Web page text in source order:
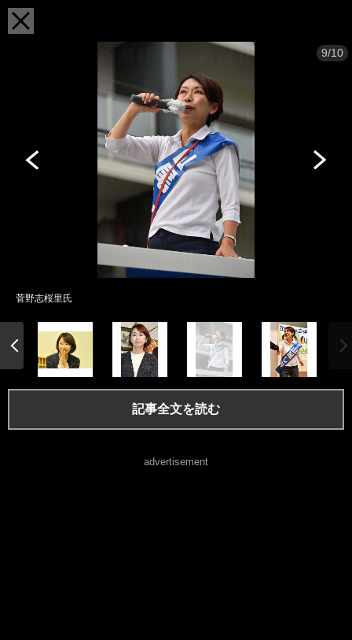
9/10
菅野志桜里氏
記事全文を読む
advertisement